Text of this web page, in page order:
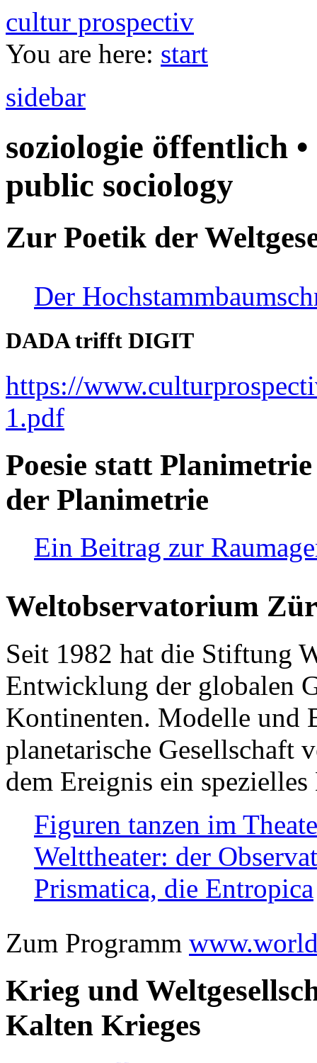
cultur prospectiv
You are here: start
sidebar
soziologie öffentlich
public sociology
Zur Poetik der
Der
DADA trifft DIGIT
https://
1.pdf
Poesie statt
der Planimetrie
Ein Beitrag zur
Weltobservatorium
Seit 1982 hat die Stiftung
Entwicklung der globalen
Kontinenten. Modelle und
planetarische Gesellschaft
dem Ereignis ein
Figuren tanzen im
Welttheater: der
Prismatica, die Entropica
Zum Programm
Krieg und
Kalten Krieges